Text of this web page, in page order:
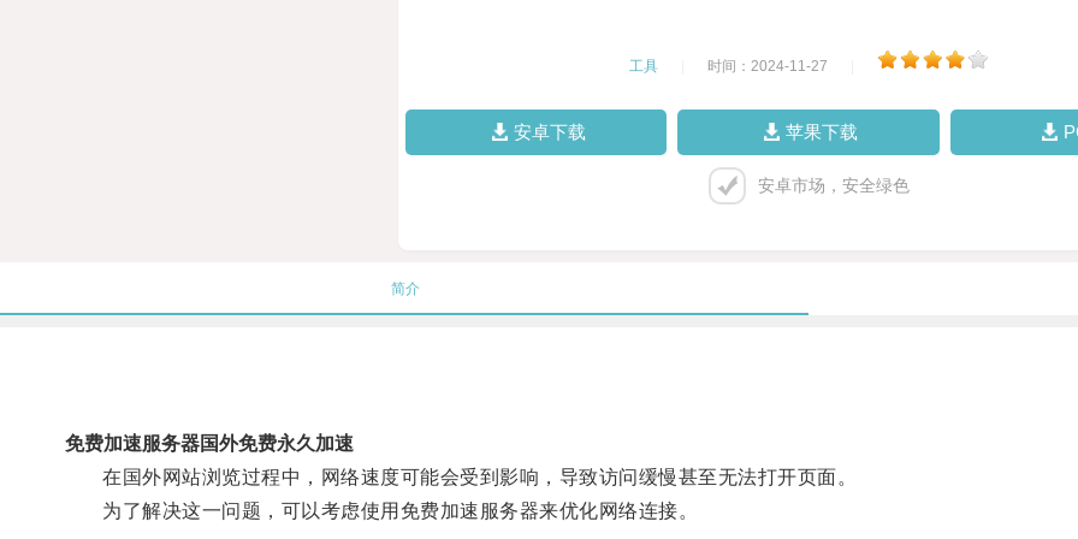
工具 时间：2024-11-27
安卓下载 苹果下载
安卓市场，安全绿色
简介
免费加速服务器国外免费永久加速
在国外网站浏览过程中，网络速度可能会受到影响，导致访问缓慢甚至无法打开页面。
为了解决这一问题，可以考虑使用免费加速服务器来优化网络连接。